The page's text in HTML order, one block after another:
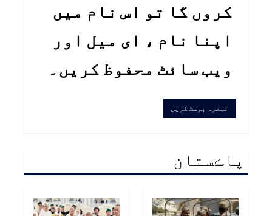
کروں گا تو اس نام میں
اپنا نام ، ای میل اور
ویب سائٹ محفوظ کریں۔
پاڪستان